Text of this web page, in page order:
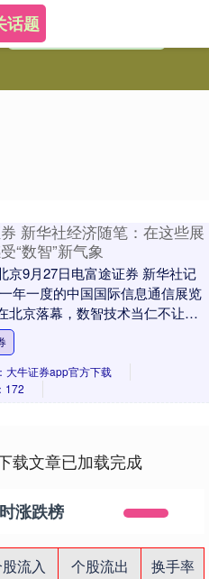
话题
新华社经济随笔：在这些展
“数智”新气象
京9月27日电富途证券 新华社记
年一度的中国国际信息通信展览
北京落幕，数智技术当仁不让成
从智能眼镜的多模态交互，到无
大牛证券app官方下载
172
载文章已加载完成
涨跌榜
流入 个股流出
换手率